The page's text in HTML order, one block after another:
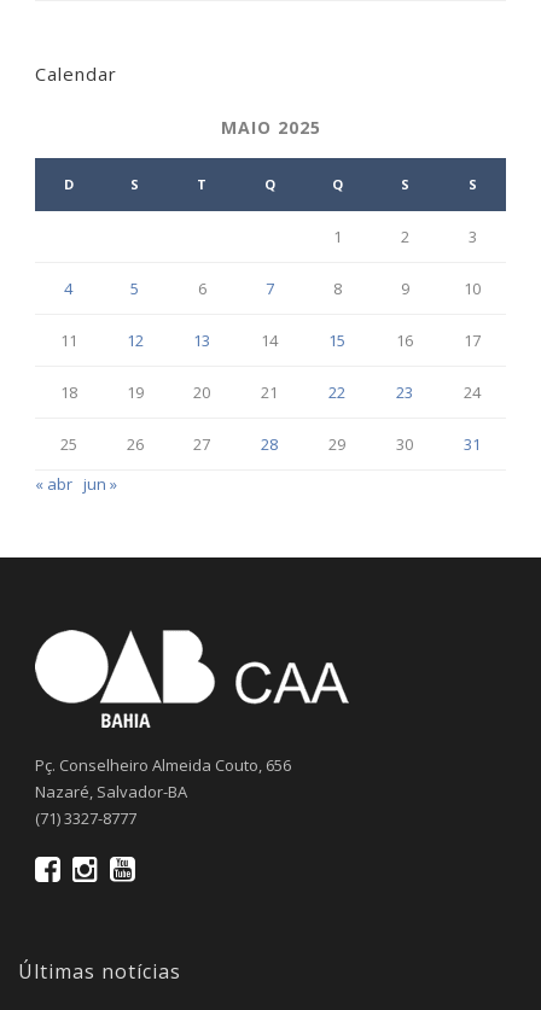
Calendar
MAIO 2025
D S T Q Q S S
1 2 3
4 5 6 7 8 9 10
11 12 13 14 15 16 17
18 19 20 21 22 23 24
25 26 27 28 29 30
31
« abr jun »
Pç. Conselheiro Almeida Couto, 656
Nazaré, Salvador-BA
(71) 3327-8777
Últimas notícias